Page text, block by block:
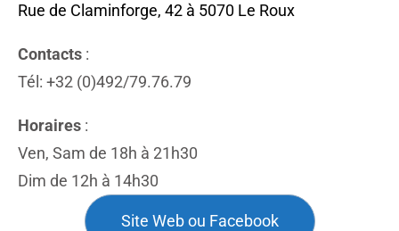
Rue de Claminforge, 42 à 5070 Le Roux
Contacts :
Tél: +32 (0)492/79.76.79
Horaires :
Ven, Sam de 18h à 21h30
Dim de 12h à 14h30
Site Web ou Facebook